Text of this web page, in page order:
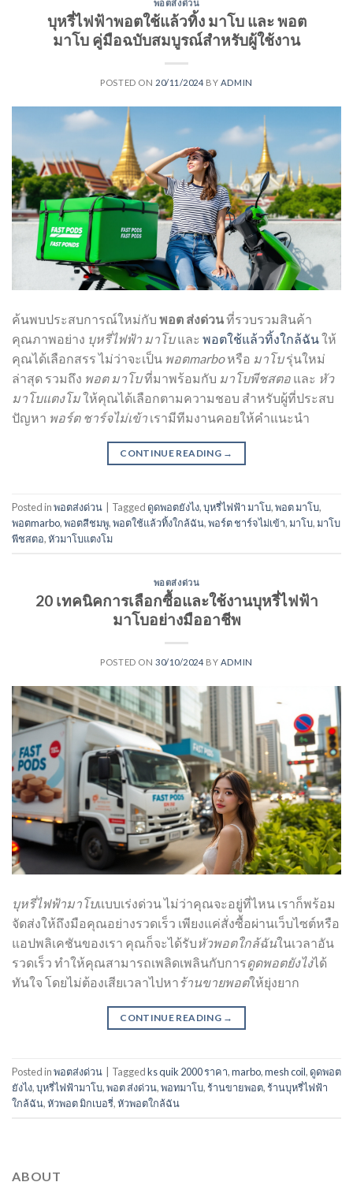
พอตส่งด่วน
บุหรี่ไฟฟ้าพอตใช้แล้วทิ้ง มาโบ และ พอต
มาโบ คู่มือฉบับสมบูรณ์สำหรับผู้ใช้งาน
POSTED ON 20/11/2024 BY ADMIN
ค้นพบประสบการณ์ใหม่กับ พอต ส่งด่วนที่รวบรวมสินค้า
คุณภาพอย่าง บุหรี่ไฟฟ้า มาโบและ พอตใช้แล้วทิ้งใกล้ฉันให้
คุณได้เลือกสรร ไม่ว่าจะเป็น พอตmarboหรือ มาโบรุ่นใหม่
ล่าสุด รวมถึง พอต มาโบที่มาพร้อมกับ มาโบพีชสตอ และ หัว
มาโบแตงโมให้คุณได้เลือกตามความชอบ สำหรับผู้ที่ประสบ
ปัญหา พอร์ต ชาร์จไม่เข้า เรามีทีมงานคอยให้คำแนะนำ
CONTINUE READING →
Posted inพอตส่งด่วน Tagged ดูดพอตยังไง,บุหรี่ไฟฟ้า มาโบ,พอต มาโบ,
พอตmarbo,พอตสีชมพู,พอตใช้แล้วทิ้งใกล้ฉัน,พอร์ต ชาร์จไม่เข้า,มาโบ,มาโบ
พีชสตอ,หัวมาโบแตงโม
พอตส่งด่วน
20 เทคนิคการเลือกซื้อและใช้งานบุหรี่ไฟฟ้า
มาโบอย่างมืออาชีพ
POSTED ON 30/10/2024 BY ADMIN
บุหรี่ไฟฟ้ามาโบแบบเร่งด่วน ไม่ว่าคุณจะอยู่ที่ไหน เราก็พร้อม
จัดส่งให้ถึงมือคุณอย่างรวดเร็ว เพียงแค่สั่งซื้อผ่านเว็บไซต์หรือ
แอปพลิเคชันของเรา คุณก็จะได้รับหัวพอตใกล้ฉันในเวลาอัน
รวดเร็ว ทำให้คุณสามารถเพลิดเพลินกับการดูดพอตยังไงได้
ทันใจ โดยไม่ต้องเสียเวลาไปหาร้านขายพอตให้ยุ่งยาก
CONTINUE READING →
Posted inพอตส่งด่วน Taggedks quik 2000 ราคา,marbo,mesh coil, ดูดพอต
ยังไง,บุหรี่ไฟฟ้ามาโบ,พอต ส่งด่วน,พอทมาโบ,ร้านขายพอต,ร้านบุหรี่ไฟฟ้า
ใกล้ฉัน,หัวพอต มิกเบอรี่,หัวพอตใกล้ฉัน
ABOUT